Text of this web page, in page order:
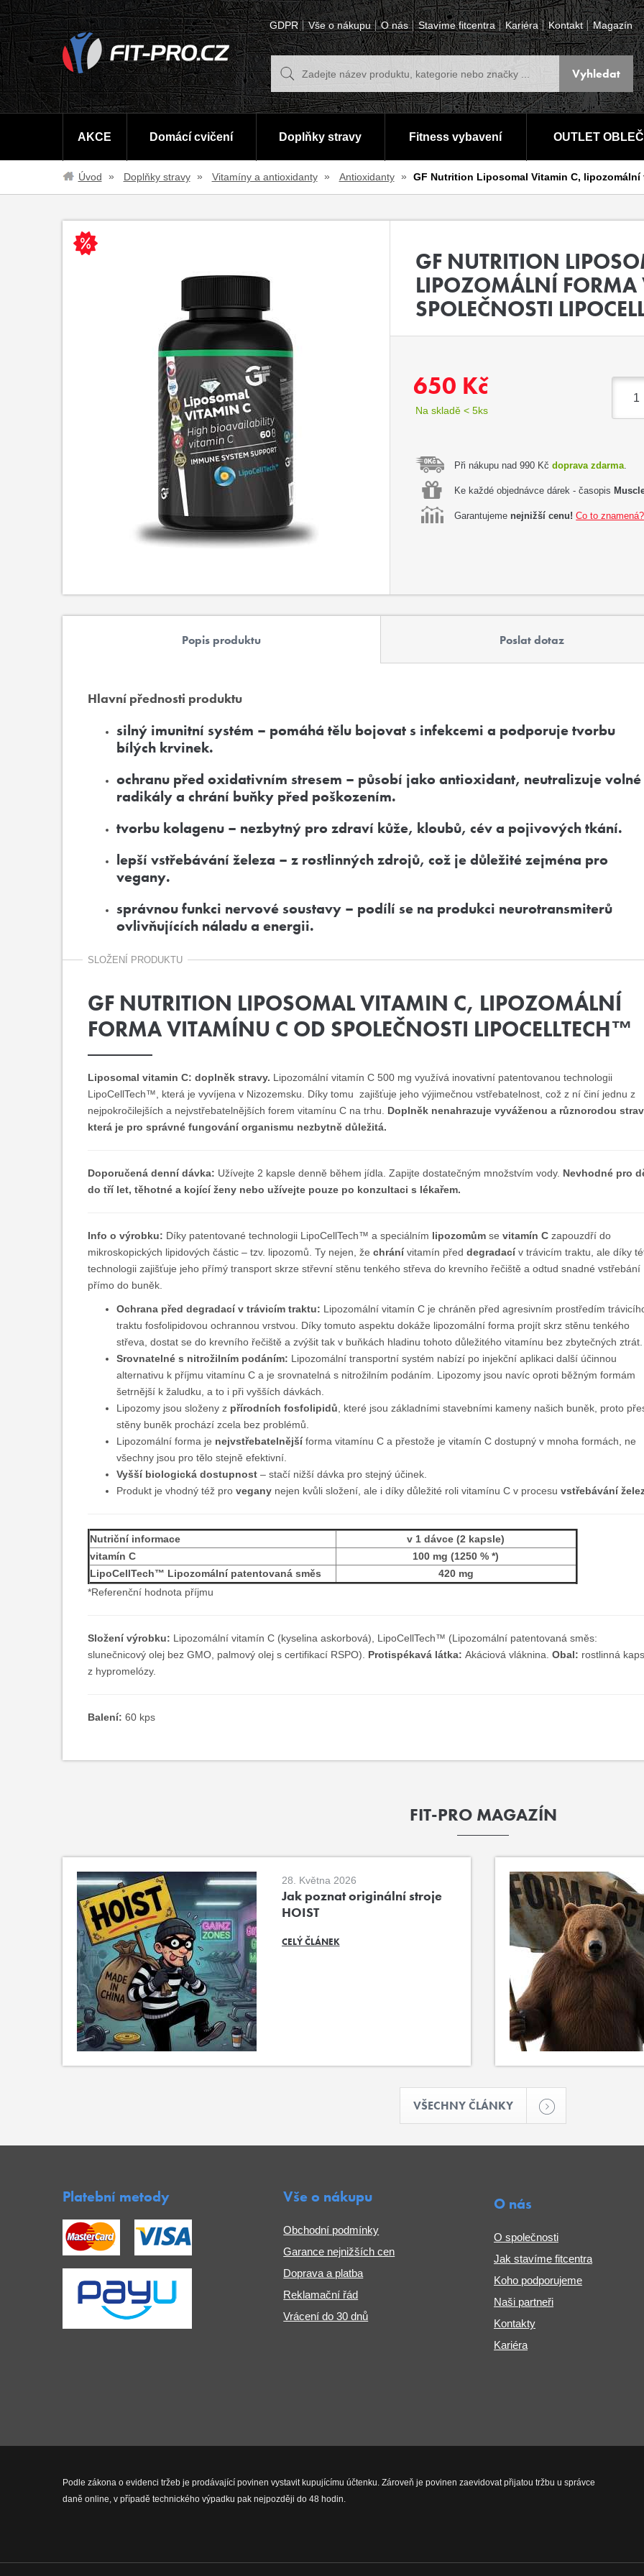
GDPR Vše o nákupu O nás Stavíme fitcentra Kariéra Kontakt Magazín
AKCE Domácí cvičení Doplňky stravy Fitness vybavení OUTLET
Úvod Doplňky stravy Vitamíny a antioxidanty Antioxidanty GF Nutrition Liposomal Vitamin C,
GF NUTRITION
LIPOZOMÁLNÍ
SPOLEČNOSTI
650 Kč
Na skladě < 5ks
Při nákupu nad 990 Kčdoprava zdarma.
Ke každé objednávce dárek - časopis
Garantujeme nejnižší cenu! Co to znamená?
Popis produktu Poslat dotaz
Hlavní přednosti produktu
silný imunitní systém – pomáhá tělu bojovat s infekcemi a podporuje tvorbu
bílých krvinek.
ochranu před oxidativním stresem – působí jako antioxidant, neutralizuje volné
radikály a chrání buňky před poškozením.
tvorbu kolagenu – nezbytný pro zdraví kůže, kloubů, cév a pojivových tkání.
lepší vstřebávání železa – z rostlinných zdrojů, což je důležité zejména pro
vegany.
správnou funkci nervové soustavy – podílí se na produkci neurotransmiterů
ovlivňujících náladu a energii.
SLOŽENÍ PRODUKTU
GF NUTRITION LIPOSOMAL VITAMIN C, LIPOZOMÁLNÍ
FORMA VITAMÍNU C OD SPOLEČNOSTI LIPOCELLTECH™
Liposomal vitamin C: doplněk stravy. Lipozomální vitamín C 500 mg využívá inovativní patentovanou technologii
LipoCellTech™, která je vyvíjena v Nizozemsku. Díky tomu zajišťuje jeho výjimečnou vstřebatelnost, což z ní činí jednu z
nejpokročilejších a nejvstřebatelnějších forem vitamínu C na trhu. Doplněk nenahrazuje vyváženou a různorodou
která je pro správné fungování organismu nezbytně důležitá.
Doporučená denní dávka: Užívejte 2 kapsle denně během jídla. Zapijte dostatečným množstvím vody. Nevhodné pro
do tří let, těhotné a kojící ženy nebo užívejte pouze po konzultaci s lékařem.
Info o výrobku: Díky patentované technologii LipoCellTech™ a speciálním lipozomům se vitamín Czapouzdří do
mikroskopických lipidových částic – tzv. lipozomů. Ty nejen, že chránívitamín před degradacív trávicím traktu, ale díky
technologii zajišťuje jeho přímý transport skrze střevní stěnu tenkého střeva do krevního řečiště a odtud snadné vstřebání
přímo do buněk.
Ochrana před degradací v trávicím traktu: Lipozomální vitamín C je chráněn před agresivním prostředím
traktu fosfolipidovou ochrannou vrstvou. Díky tomuto aspektu dokáže lipozomální forma projít skrz stěnu tenkého
střeva, dostat se do krevního řečiště a zvýšit tak v buňkách hladinu tohoto důležitého vitamínu bez zbytečných ztrát.
Srovnatelné s nitrožilním podáním: Lipozomální transportní systém nabízí po injekční aplikaci další účinnou
alternativu k příjmu vitamínu C a je srovnatelná s nitrožilním podáním. Lipozomy jsou navíc oproti běžným formám
šetrnější k žaludku, a to i při vyšších dávkách.
Lipozomy jsou složeny z přírodních fosfolipidů , které jsou základními stavebními kameny našich buněk, proto
stěny buněk prochází zcela bez problémů.
Lipozomální forma je nejvstřebatelnějšíforma vitamínu C a přestože je vitamín C dostupný v mnoha formách, ne
všechny jsou pro tělo stejně efektivní.
Vyšší biologická dostupnost– stačí nižší dávka pro stejný účinek.
Produkt je vhodný též pro vegany nejen kvůli složení, ale i díky důležité roli vitamínu C v procesu vstřebávání
Nutriční informace
v 1 dávce (2 kapsle)
vitamín C
100 mg (1250 % *)
LipoCellTech™ Lipozomální patentovaná směs
420 mg
*Referenční hodnota příjmu
Složení výrobku: Lipozomální vitamín C (kyselina askorbová), LipoCellTech™ (Lipozomální patentovaná směs:
slunečnicový olej bez GMO, palmový olej s certifikací RSPO). Protispékavá látka: Akáciová vláknina. Obal: rostlinná
z hypromelózy.
Balení: 60 kps
FIT-PRO MAGAZÍN
28. Května 2026
Jak poznat originální stroje
HOIST
CELÝ ČLÁNEK
VŠECHNY ČLÁNKY
Platební metody Vše o nákupu
Obchodní podmínky
Garance nejnižších cen
Doprava a platba
Reklamační řád
Vrácení do 30 dnů
O nás
O společnosti
Jak stavíme fitcentra
Koho podporujeme
Naši partneři
Kontakty
Kariéra
Podle zákona o evidenci tržeb je prodávající povinen vystavit kupujícímu účtenku. Zároveň je povinen zaevidovat přijatou tržbu u správce
daně online, v případě technického výpadku pak nejpozději do 48 hodin.